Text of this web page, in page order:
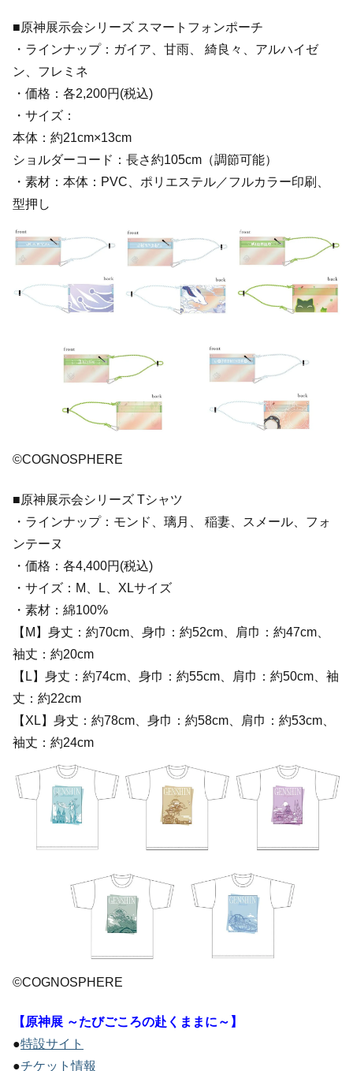
■原神展示会シリーズ スマートフォンポーチ
・ラインナップ：ガイア、甘雨、 綺良々、アルハイゼ
ン、フレミネ
・価格：各2,200円(税込)
・サイズ：
本体：約21cm×13cm
ショルダーコード：長さ約105cm（調節可能）
・素材：本体：PVC、ポリエステル／フルカラー印刷、
型押し
©COGNOSPHERE
■原神展示会シリーズ Tシャツ
・ラインナップ：モンド、璃月、 稲妻、スメール、フォ
ンテーヌ
・価格：各4,400円(税込)
・サイズ：M、L、XLサイズ
・素材：綿100%
【M】身丈：約70cm、身巾：約52cm、肩巾：約47cm、
袖丈：約20cm
【L】身丈：約74cm、身巾：約55cm、肩巾：約50cm、袖
丈：約22cm
【XL】身丈：約78cm、身巾：約58cm、肩巾：約53cm、
袖丈：約24cm
©COGNOSPHERE
【原神展 ～たびごころの赴くままに～】
●特設サイト
●チケット情報